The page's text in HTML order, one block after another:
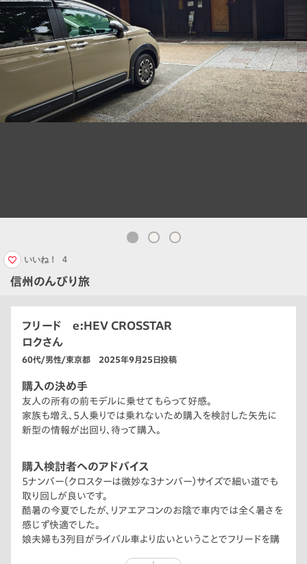
信州のんびり旅
いいね！ 4
フリード e:HEV CROSSTAR
ロクさん
60代/男性/東京都 2025年9月25日投稿
購入の決め手
友人の所有の前モデルに乗せてもらって好感。
家族も増え、5人乗りでは乗れないため購入を検討した矢先に
新型の情報が出回り、待って購入。
購入検討者へのアドバイス
5ナンバー（クロスターは微妙な3ナンバー）サイズで細い道でも
取り回しが良いです。
酷暑の今夏でしたが、リアエアコンのお陰で車内では全く暑さを
感じず快適でした。
娘夫婦も3列目がライバル車より広いということでフリードを購